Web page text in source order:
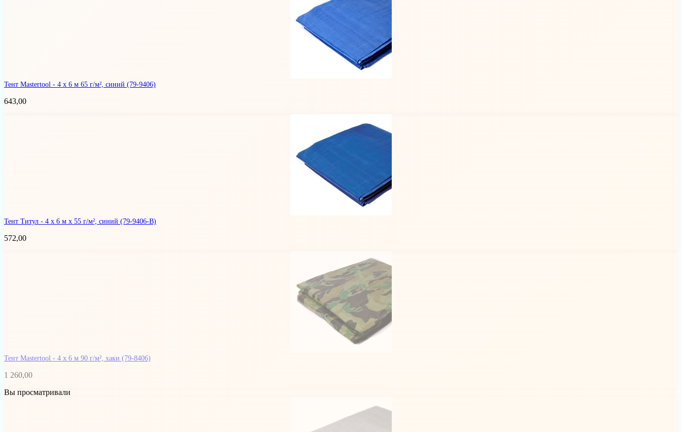
Тент Mastertool - 4 х 6 м 65 г/м², синий (79-9406)
643,00
Тент Титул - 4 x 6 м x 55 г/м², синий (79-9406-В)
572,00
Тент Mastertool - 4 х 6 м 90 г/м², хаки (79-8406)
1 260,00
Вы просматривали